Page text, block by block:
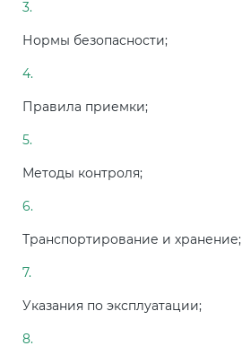
Нормы безопасности;
Правила приемки;
Методы контроля;
Транспортирование и хранение;
Указания по эксплуатации;